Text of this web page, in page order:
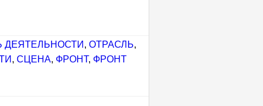
ДЕЯТЕЛЬНОСТИ , ОТРАСЛЬ,
,СЦЕНА, ФРОНТ, ФРОНТ